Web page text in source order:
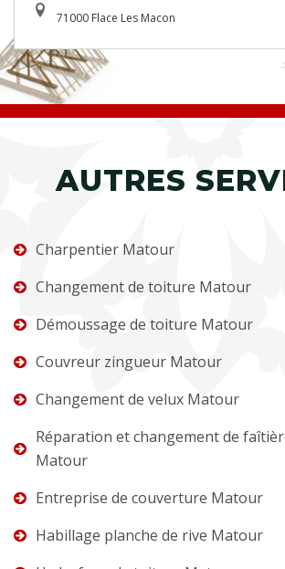
71000 Flace Les Macon
AUTRES
Charpentier Matour
Changement de toiture Matour
Démoussage de toiture Matour
Couvreur zingueur Matour
Changement de velux Matour
Réparation et changement de
Matour
Entreprise de couverture Matour
Habillage planche de rive Matour